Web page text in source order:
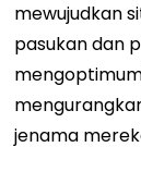
mewujudkan
pasukan dan
jenama